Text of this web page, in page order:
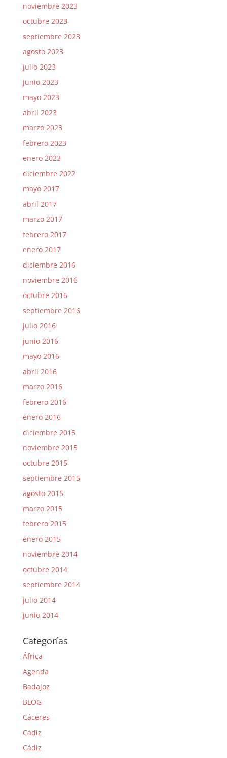
noviembre 2023
octubre 2023
septiembre 2023
agosto 2023
julio 2023
junio 2023
mayo 2023
abril 2023
marzo 2023
febrero 2023
enero 2023
diciembre 2022
mayo 2017
abril 2017
marzo 2017
febrero 2017
enero 2017
diciembre 2016
noviembre 2016
octubre 2016
septiembre 2016
julio 2016
junio 2016
mayo 2016
abril 2016
marzo 2016
febrero 2016
enero 2016
diciembre 2015
noviembre 2015
octubre 2015
septiembre 2015
agosto 2015
marzo 2015
febrero 2015
enero 2015
noviembre 2014
octubre 2014
septiembre 2014
julio 2014
junio 2014
Categorías
África
Agenda
Badajoz
BLOG
Cáceres
Cádiz
Cádiz